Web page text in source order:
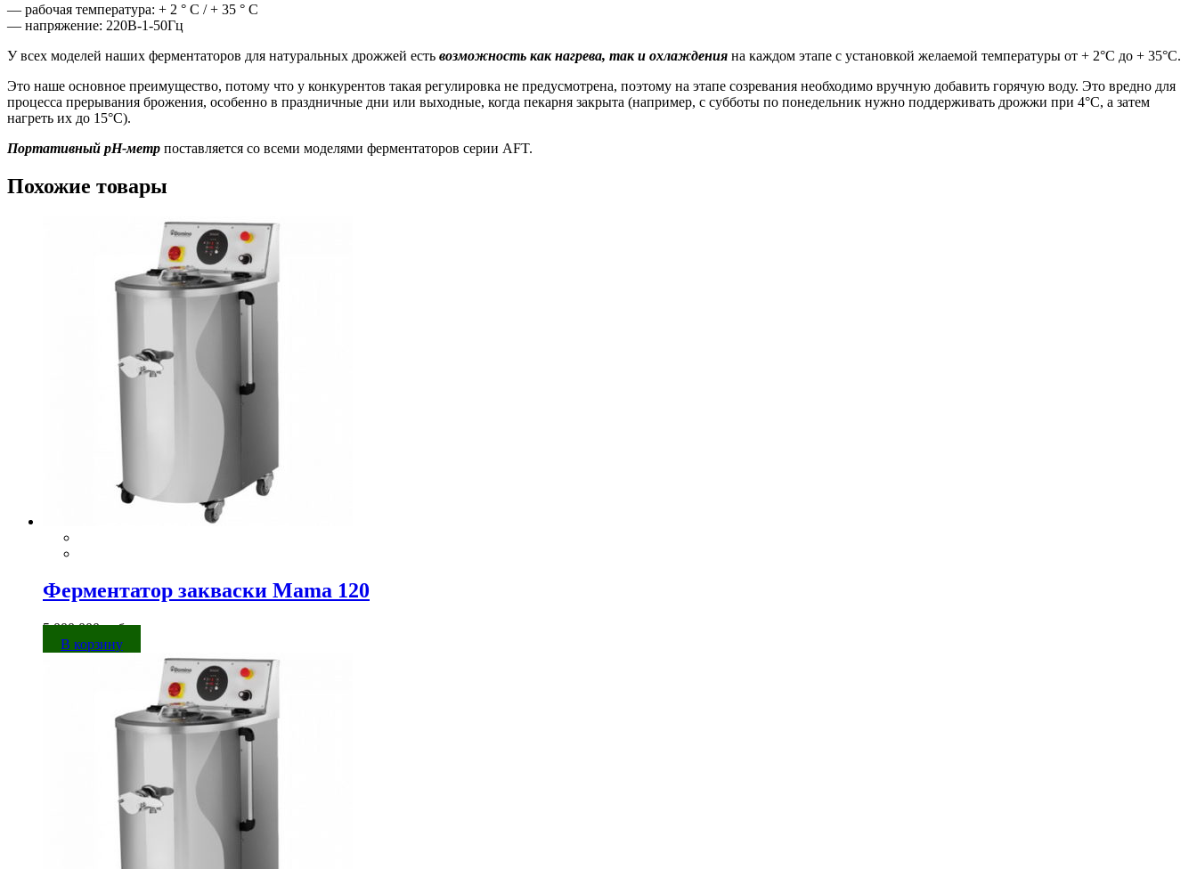
— рабочая температура: + 2 ° C / + 35 ° C
— напряжение: 220В-1-50Гц
У всех моделей наших ферментаторов для натуральных дрожжей есть возможность как нагрева, так и охлаждения на каждом этапе с установкой желаемой температуры от + 2°C до + 35°C.
Это наше основное преимущество, потому что у конкурентов такая регулировка не предусмотрена, поэтому на этапе созревания необходимо вручную добавить горячую воду. Это вредно для
процесса прерывания брожения, особенно в праздничные дни или выходные, когда пекарня закрыта (например, с субботы по понедельник нужно поддерживать дрожжи при 4°C, а затем
нагреть их до 15°C).
Портативный pH-метр поставляется со всеми моделями ферментаторов серии AFT.
Похожие товары
Ферментатор закваски Mama 120
5 000 000руб.
В корзину